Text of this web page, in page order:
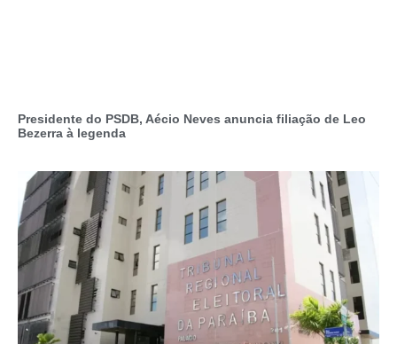
Presidente do PSDB, Aécio Neves anuncia filiação de Leo
Bezerra à legenda